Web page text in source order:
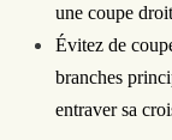
une coupe
Évitez de
branches
entraver sa